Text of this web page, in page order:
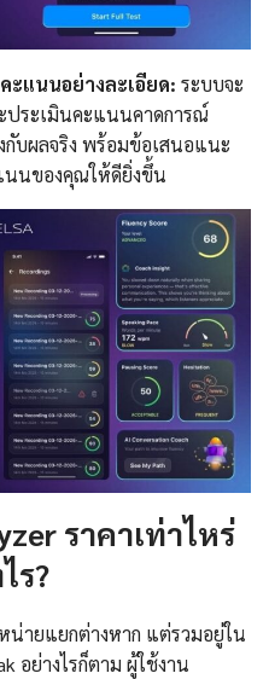
ะแนนอย่างละเอียด: ระบบจะ
ประเมินคะแนนคาดการณ์
กับผลจริง พร้อมข้อเสนอแนะ
นนของคุณให้ดียิ่งขึ้น
ราคาเท่าไหร่
ร?
หน่ายแยกต่างหาก แต่รวมอยู่ใน
อย่างไรก็ตาม ผู้ใช้งาน